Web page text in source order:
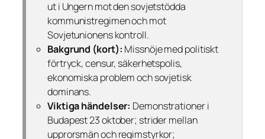
ut i Ungern mot den sovjetstödda
kommunistregimen och mot
Sovjetunionens kontroll.
Bakgrund (kort): Missnöje med politiskt
förtryck, censur, säkerhetspolis,
ekonomiska problem och sovjetisk
dominans.
Viktiga händelser: Demonstrationer i
Budapest 23 oktober; strider mellan
upprorsmän och regimstyrkor;